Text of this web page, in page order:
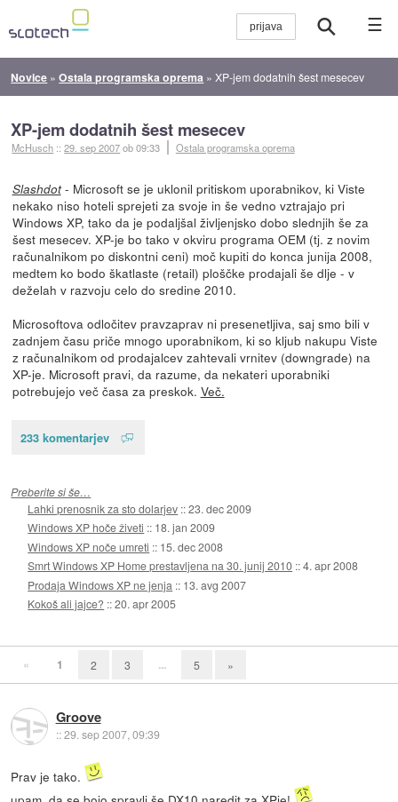
☰
Novice »Ostala programska oprema »XP-jem dodatnih šest mesecev
XP-jem dodatnih šest mesecev
McHusch ::29. sep 2007ob 09:33 Ostala programska oprema
Slashdot- Microsoft se je uklonil pritiskom uporabnikov, ki Viste
nekako niso hoteli sprejeti za svoje in še vedno vztrajajo pri
Windows XP, tako da je podaljšal življenjsko dobo slednjih še za
šest mesecev. XP-je bo tako v okviru programa OEM (tj. z novim
računalnikom po diskontni ceni) moč kupiti do konca junija 2008,
medtem ko bodo škatlaste (retail) ploščke prodajali še dlje - v
deželah v razvoju celo do sredine 2010.
Microsoftova odločitev pravzaprav ni presenetljiva, saj smo bili v
zadnjem času priče mnogo uporabnikom, ki so kljub nakupu Viste
z računalnikom od prodajalcev zahtevali vrnitev (downgrade) na
XP-je. Microsoft pravi, da razume, da nekateri uporabniki
potrebujejo več časa za preskok. Več.
233 komentarjev
Preberite si še…
Lahki prenosnik za sto dolarjev ::23. dec 2009
Windows XP hoče živeti :: 18. jan 2009
Windows XP noče umreti :: 15. dec 2008
Smrt Windows XP Home prestavljena na 30. junij 2010 ::4. apr 2008
Prodaja Windows XP ne jenja :: 13. avg 2007
Kokoš ali jajce? ::20. apr 2005
« 1 2 3 ... 5 »
Groove
::29. sep 2007, 09:39
Prav je tako.